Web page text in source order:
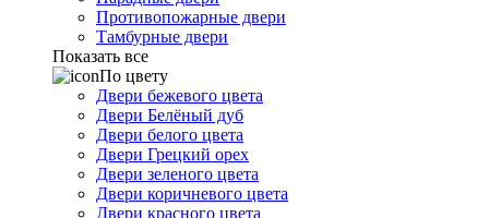
Противопожарные двери
Тамбурные двери
Показать все
По цвету
Двери бежевого цвета
Двери Белёный дуб
Двери белого цвета
Двери Грецкий орех
Двери зеленого цвета
Двери коричневого цвета
Двери красного цвета